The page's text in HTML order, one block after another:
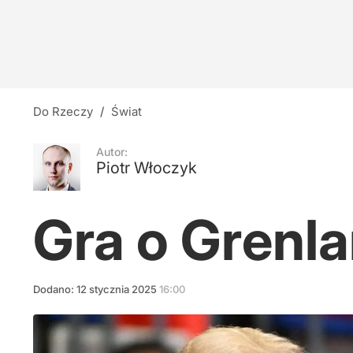
Nowe decyzje prezydenta ws. ustaw. Jedna
1
Do Rzeczy / Świat
Autor:
Piotr Włoczyk
Gra o
Dodano: 12 stycznia 2025 16:00